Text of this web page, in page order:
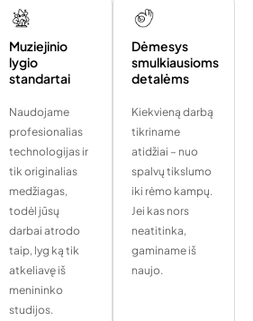
Muziejinio
lygio
standartai
Naudojame
profesionalias
technologijas ir
tik originalias
medžiagas,
todėl jūsų
darbai atrodo
taip, lyg ką tik
atkeliavę iš
menininko
studijos.
Dėmesys
smulkiausioms
detalėms
Kiekvieną darbą
tikriname
atidžiai – nuo
spalvų tikslumo
iki rėmo kampų.
Jei kas nors
neatitinka,
gaminame iš
naujo.